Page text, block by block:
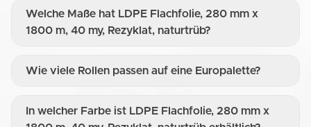
Welche Maße hat LDPE Flachfolie, 280 mm x
1800 m, 40 my, Rezyklat, naturtrüb?
Wie viele Rollen passen auf eine Europalette?
In welcher Farbe ist LDPE Flachfolie, 280 mm x